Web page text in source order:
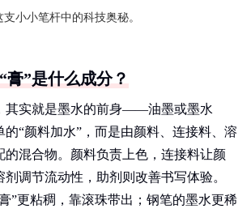
小小笔杆中的科技奥秘。
膏”是什么成分？
其实就是墨水的前身——油墨或墨水
“颜料加水”，而是由颜料、连接料、溶
的混合物。颜料负责上色，连接料让颜
调节流动性，助剂则改善书写体验。
”更粘稠，靠滚珠带出；钢笔的墨水更稀